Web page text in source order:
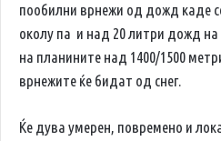
пообилни врнежи од дожд каде
околу па и над 20 литри дожд
на планините над 1400/1500
врнежите ќе бидат од снег.
Ќе дува умерен, повремено и